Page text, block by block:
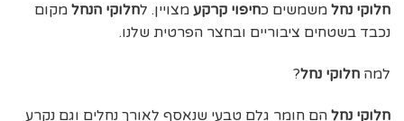
חלוקי נחל משמשים כחיפוי קרקע מצויין. לחלוקי הנחל מקום
נכבד בשטחים ציבוריים ובחצר הפרטית שלנו.
למה חלוקי נחל?
חלוקי נחל הם חומר גלם טבעי שנאסף לאורך נחלים וגם נקרע